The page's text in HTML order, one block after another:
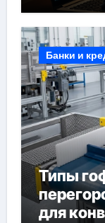
Банки и
Типы
для